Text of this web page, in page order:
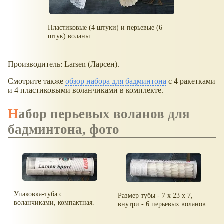
Пластиковые (4 штуки) и перьевые (6
штук) воланы.
Производитель: Larsen (Ларсен).
Смотрите также обзор набора для бадминтона с 4 ракетками
и 4 пластиковыми воланчиками в комплекте.
Набор перьевых воланов для
бадминтона, фото
Упаковка-туба с
воланчиками, компактная.
Размер тубы - 7 x 23 x 7,
внутри - 6 перьевых воланов.